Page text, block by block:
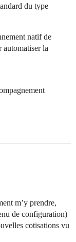
du type
natif de
la
m’y prendre,
de configuration)
cotisations vu